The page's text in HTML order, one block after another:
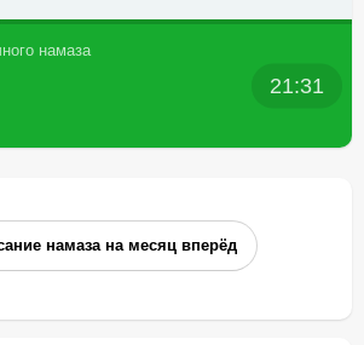
намаза
21:31
намаза на месяц вперёд